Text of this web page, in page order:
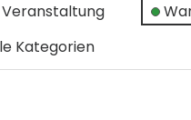
Veranstaltung
Kategorien